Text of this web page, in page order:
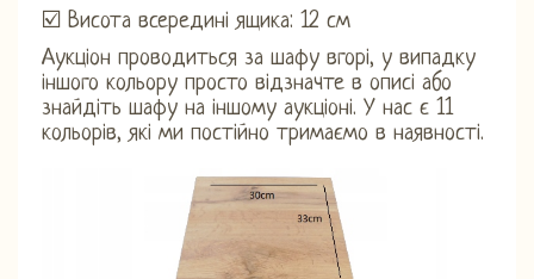
☑️ Висота всередині ящика: 12 см
Аукціон проводиться за шафу вгорі, у випадку
іншого кольору просто відзначте в описі або
знайдіть шафу на іншому аукціоні. У нас є 11
кольорів, які ми постійно тримаємо в наявності.